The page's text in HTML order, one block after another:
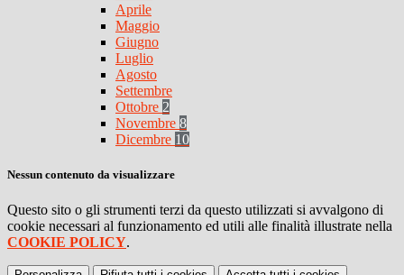
Aprile
Maggio
Giugno
Luglio
Agosto
Settembre
Ottobre 2
Novembre 8
Dicembre 10
Nessun contenuto da visualizzare
Questo sito o gli strumenti terzi da questo utilizzati si avvalgono di
cookie necessari al funzionamento ed utili alle finalità illustrate nella
COOKIE POLICY.